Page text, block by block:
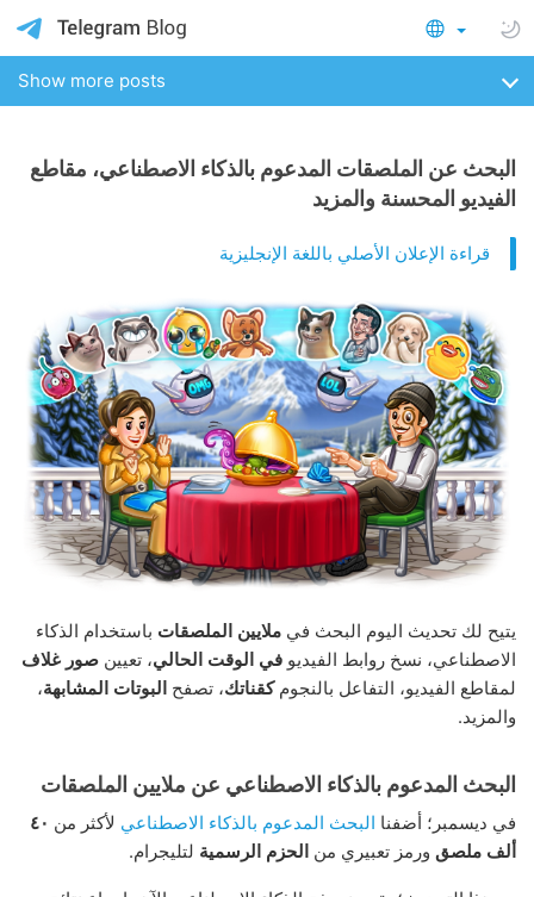
Show more posts
البحث عن الملصقات المدعوم بالذكاء الاصطناعي، مقاطع
الفيديو المحسنة والمزيد
قراءة الإعلان الأصلي باللغة الإنجليزية
يتيح لك تحديث اليوم البحث في ملايين الملصقات باستخدام الذكاء
الاصطناعي، نسخ روابط الفيديو في الوقت الحالي، تعيين صور غلاف
لمقاطع الفيديو، التفاعل بالنجومكقناتك، تصفح البوتات المشابهة،
والمزيد.
البحث المدعوم بالذكاء الاصطناعي عن ملايين الملصقات
في ديسمبر؛ أضفنا البحث المدعوم بالذكاء الاصطناعي لأكثر من ٤٠
ألف ملصق ورمز تعبيري من الحزم الرسمية لتليجرام.